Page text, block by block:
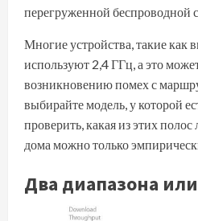
перегруженной беспроводной
Многие устройства, такие как
используют 2,4 ГГц, а это
возникновению помех с
выбирайте модель, у которой
проверить, какая из этих полос
дома можно только
Два диапазона